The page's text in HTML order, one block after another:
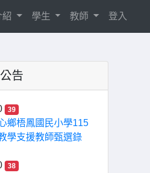
紹 學生 教師 登入
告
39
鄉梧鳳國民小學115
學支援教師甄選錄
38